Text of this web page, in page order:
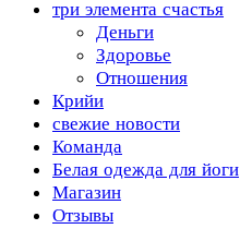
три элемента счастья
Деньги
Здоровье
Отношения
Крийи
свежие новости
Команда
Белая одежда для йоги
Магазин
Отзывы